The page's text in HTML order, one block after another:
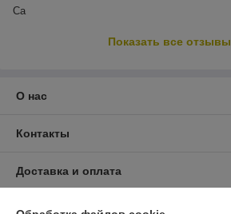
Са
Показать все отзывы
О нас
Контакты
Доставка и оплата
График работы